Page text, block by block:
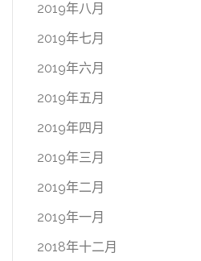
2019年八月
2019年七月
2019年六月
2019年五月
2019年四月
2019年三月
2019年二月
2019年一月
2018年十二月